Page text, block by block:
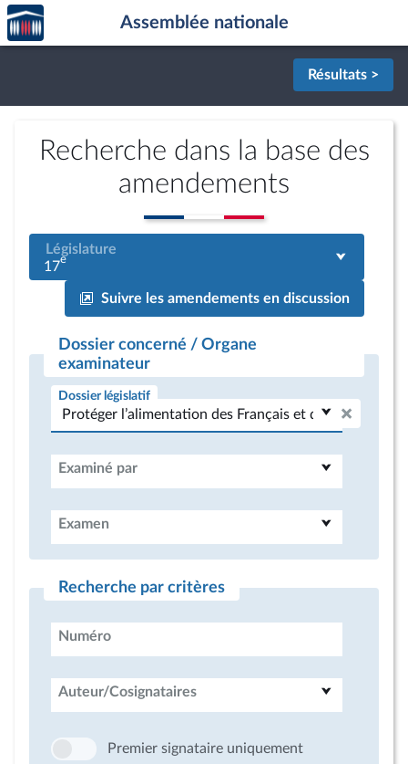
Aller au contenu
Aller en bas de la page
Accèder
à la
page
Assemblée nationale
Résultats >
Recherche dans la base des
amendements
Législature
17e
Suivre les amendements en discussion
Dossier concerné / Organe
examinateur
Dossier législatif
Examiné par
Examen
Recherche par critères
Numéro
Auteur/Cosignataires
Premier signataire uniquement